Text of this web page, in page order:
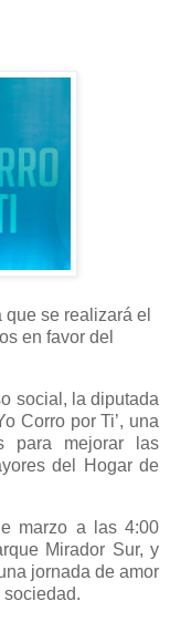
que se realizará el
en favor del
social, la diputada
Corro por Ti’, una
para mejorar las
del Hogar de
marzo a las 4:00
Mirador Sur, y
jornada de amor